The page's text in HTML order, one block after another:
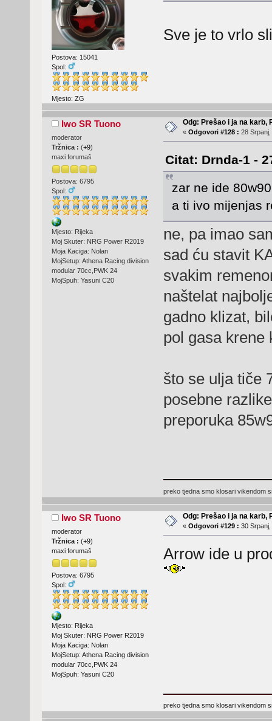
Postova: 15041
Spol:
Mjesto: ZG
Sve je to vrlo
Iwo SR Tuono
moderator
Tržnica : (+9)
maxi forumaš
Postova: 6795
Spol:
Mjesto: Rijeka
Moj Skuter: NRG Power R2019
Moja Kaciga: Nolan
MojSetup: Athena Racing division
modular 70cc,PWK 24
MojSpuh: Yasuni C20
Odg: Prešao i ja na karb,
« Odgovori #128 : 28
Citat: Drnda-1 -
zar ne ide
a ti ivo mijenjas
ne, pa imao
sad ću stavit
svakim
naštelat
gadno klizat,
pol gasa krene
što se ulja tiče
posebne
preporuka
preko tjedna smo klosari vikendom
Iwo SR Tuono
moderator
Tržnica : (+9)
maxi forumaš
Postova: 6795
Spol:
Mjesto: Rijeka
Moj Skuter: NRG Power R2019
Moja Kaciga: Nolan
MojSetup: Athena Racing division
modular 70cc,PWK 24
MojSpuh: Yasuni C20
Odg: Prešao i ja na karb,
« Odgovori #129 : 30
Arrow ide u
preko tjedna smo klosari vikendom